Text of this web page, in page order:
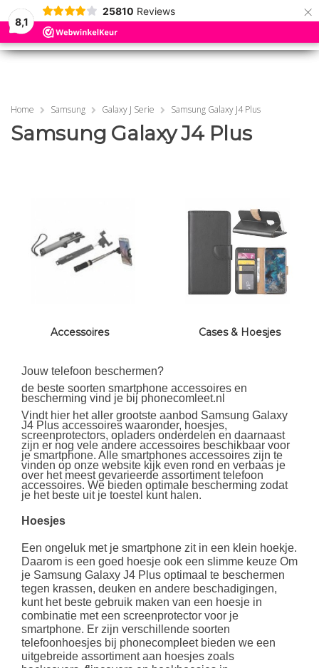
8,1
25810 Reviews ×
MENU
MENU
Home Samsung Galaxy J Serie Samsung Galaxy J4 Plus
Samsung Galaxy J4 Plus
Accessoires Cases & Hoesjes
Jouw telefoon beschermen?
de beste soorten smartphone accessoires en
bescherming vind je bij phonecomleet.nl
Vindt hier het aller grootste aanbod Samsung Galaxy
J4 Plus accessoires waaronder, hoesjes,
screenprotectors, opladers onderdelen en daarnaast
zijn er nog vele andere accessoires beschikbaar voor
je smartphone. Alle smartphones accessoires zijn te
vinden op onze website kijk even rond en verbaas je
over het meest gevarieerde assortiment telefoon
accessoires. We bieden optimale bescherming zodat
je het beste uit je toestel kunt halen.
Hoesjes
Een ongeluk met je smartphone zit in een klein hoekje.
Daarom is een goed hoesje ook een slimme keuze Om
je Samsung Galaxy J4 Plus optimaal te beschermen
tegen krassen, deuken en andere beschadigingen,
kunt het beste gebruik maken van een hoesje in
combinatie met een screenprotector voor je
smartphone. Er zijn verschillende soorten
telefoonhoesjes bij phonecompleet bieden we een
uitgebreide assortiment aan hoesjes zoals